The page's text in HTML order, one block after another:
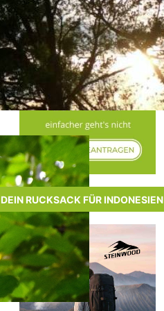
DEIN RUCKSACK FÜR INDONESIEN